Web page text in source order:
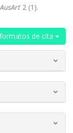
AusArt 2 (1).
de cita